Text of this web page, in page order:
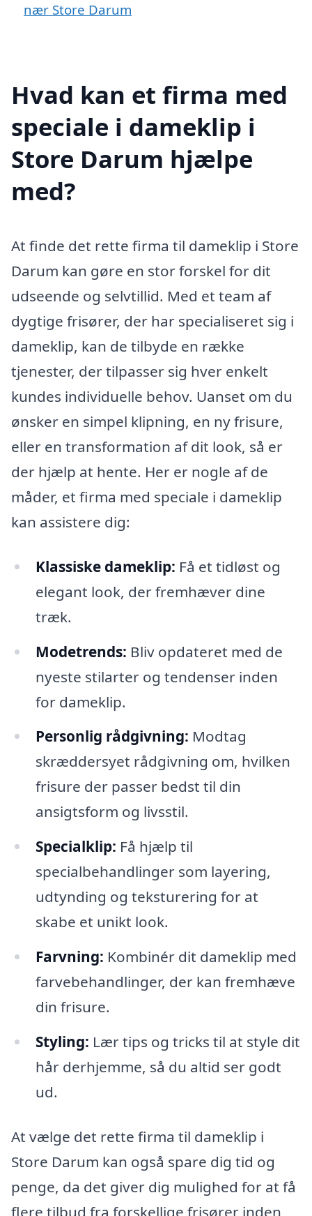
nær Store Darum
Hvad kan et firma med
speciale i dameklip i
Store Darum hjælpe
med?
At finde det rette firma til dameklip i Store
Darum kan gøre en stor forskel for dit
udseende og selvtillid. Med et team af
dygtige frisører, der har specialiseret sig i
dameklip, kan de tilbyde en række
tjenester, der tilpasser sig hver enkelt
kundes individuelle behov. Uanset om du
ønsker en simpel klipning, en ny frisure,
eller en transformation af dit look, så er
der hjælp at hente. Her er nogle af de
måder, et firma med speciale i dameklip
kan assistere dig:
Klassiske dameklip: Få et tidløst og
elegant look, der fremhæver dine
træk.
Modetrends: Bliv opdateret med de
nyeste stilarter og tendenser inden
for dameklip.
Personlig rådgivning: Modtag
skræddersyet rådgivning om, hvilken
frisure der passer bedst til din
ansigtsform og livsstil.
Specialklip: Få hjælp til
specialbehandlinger som layering,
udtynding og teksturering for at
skabe et unikt look.
Farvning: Kombinér dit dameklip med
farvebehandlinger, der kan fremhæve
din frisure.
Styling: Lær tips og tricks til at style dit
hår derhjemme, så du altid ser godt
ud.
At vælge det rette firma til dameklip i
Store Darum kan også spare dig tid og
penge, da det giver dig mulighed for at få
flere tilbud fra forskellige frisører inden